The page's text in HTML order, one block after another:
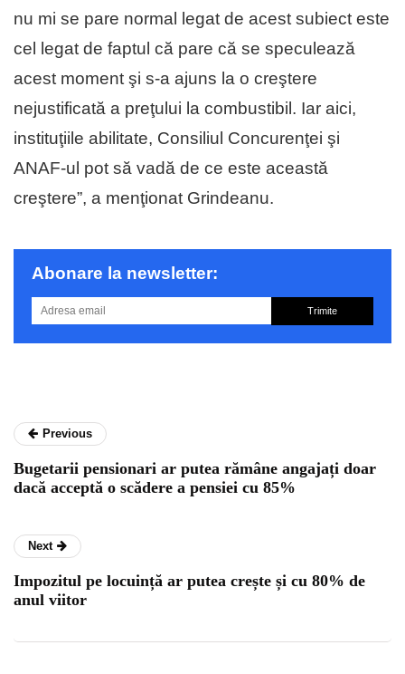
nu mi se pare normal legat de acest subiect este
cel legat de faptul că pare că se speculează
acest moment şi s-a ajuns la o creştere
nejustificată a preţului la combustibil. Iar aici,
instituţiile abilitate, Consiliul Concurenţei şi
ANAF-ul pot să vadă de ce este această
creştere”, a menţionat Grindeanu.
Abonare la newsletter:
Trimite
Previous
Bugetarii pensionari ar putea rămâne angajați doar
dacă acceptă o scădere a pensiei cu 85%
Next
Impozitul pe locuință ar putea crește și cu 80% de
anul viitor